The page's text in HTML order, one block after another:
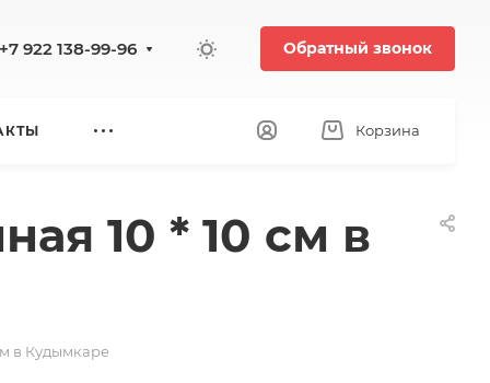
+7 922 138-99-96 Обратный звонок
Корзина
10 * 10 см в
в Кудымкаре